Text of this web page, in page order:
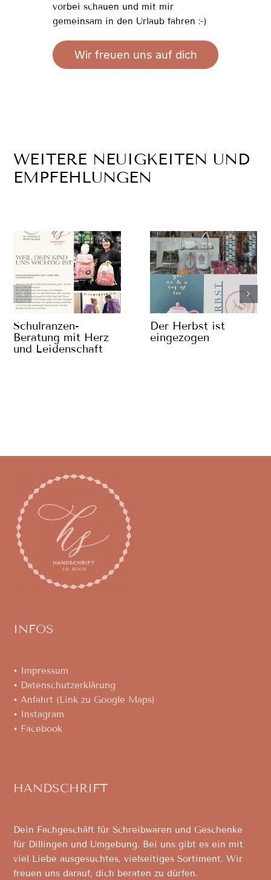
vorbei schauen und mit mir
gemeinsam in den Urlaub fahren :-)
Wir freuen uns auf dich
WEITERE NEUIGKEITEN UND
EMPFEHLUNGEN
Schulranzen-
Beratung mit Herz
und Leidenschaft
Der Herbst ist
eingezogen
HANDSCHRIFT
Dein Fachgeschäft für Schreibwaren und Geschenke
für Dillingen und Umgebung. Bei uns gibt es ein mit
viel Liebe ausgesuchtes, vielseitiges Sortiment. Wir
freuen uns darauf, dich beraten zu dürfen.
INFOS
• Impressum
• Datenschutzerklärung
•Anfahrt (Link zu Google Maps)
• Instagram
• Facebook